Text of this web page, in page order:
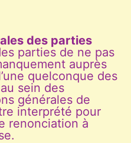
des parties
parties de ne pas
auprès
quelconque des
sein des
générales de
interprété pour
renonciation à